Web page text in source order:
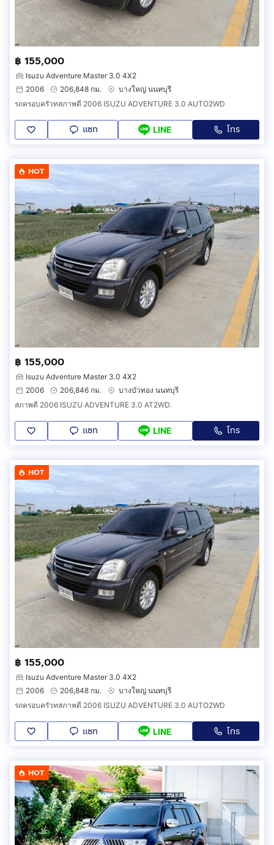
฿ 155,000
Isuzu Adventure Master 3.0 4X2
2006
206,848 กม.
บางใหญ่ นนทบุรี
รถครอบครัวทสภาพดี 2006 ISUZU ADVENTURE 3.0 AUTO2WD
แชท LINE โทร
HOT
฿ 155,000
Isuzu Adventure Master 3.0 4X2
2006
206,846 กม.
บางบัวทอง นนทบุรี
สภาพดี 2006 ISUZU ADVENTURE 3.0 AT2WD.
แชท LINE โทร
HOT
฿ 155,000
Isuzu Adventure Master 3.0 4X2
2006
206,848 กม.
บางใหญ่ นนทบุรี
รถครอบครัวทสภาพดี 2006 ISUZU ADVENTURE 3.0 AUTO2WD
แชท LINE โทร
HOT